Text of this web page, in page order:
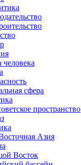
человека
сфера
пространство
Азия
Восток